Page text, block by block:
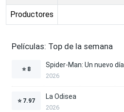
Productores
Películas: Top de la semana
⭐ 8
Spider-Man: Un nuevo día
2026
⭐ 7.97
La Odisea
2026